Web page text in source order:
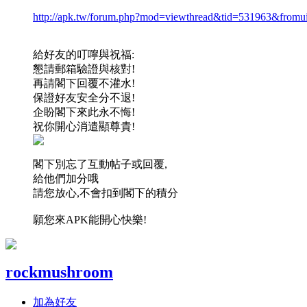
http://apk.tw/
給好友的叮嚀與祝福:
懇請郵箱驗證與核對!
再請閣下回覆不灌水!
保證好友安全分不退!
企盼閣下來此永不悔!
祝你開心消遣顯尊貴!
閣下別忘了互動帖子或回覆,
給他們加分哦
請您放心,不會扣到閣下的積分
願您來APK能開心快樂!
rockmushroom
加為好友